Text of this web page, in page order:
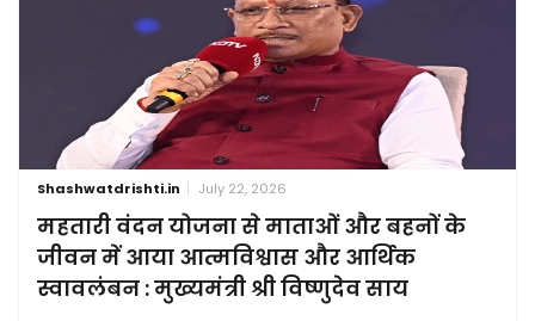
Shashwatdrishti.in July 22, 2026
महतारी वंदन योजना से माताओं और बहनों के
जीवन में आया आत्मविश्वास और आर्थिक
स्वावलंबन : मुख्यमंत्री श्री विष्णुदेव साय